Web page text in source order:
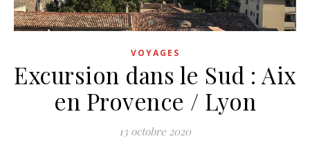
VOYAGES
Excursion dans le Sud : Aix
en Provence / Lyon
13 octobre 2020